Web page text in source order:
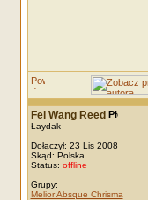
Fei Wang Reed
Łaydak
Dołączył: 23 Lis 2008
Skąd: Polska
Status: offline
Grupy:
Melior Absque Chrisma